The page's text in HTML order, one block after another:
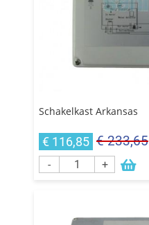
Schakelkast Arkansas
€ 116,85 € 233,65
- +